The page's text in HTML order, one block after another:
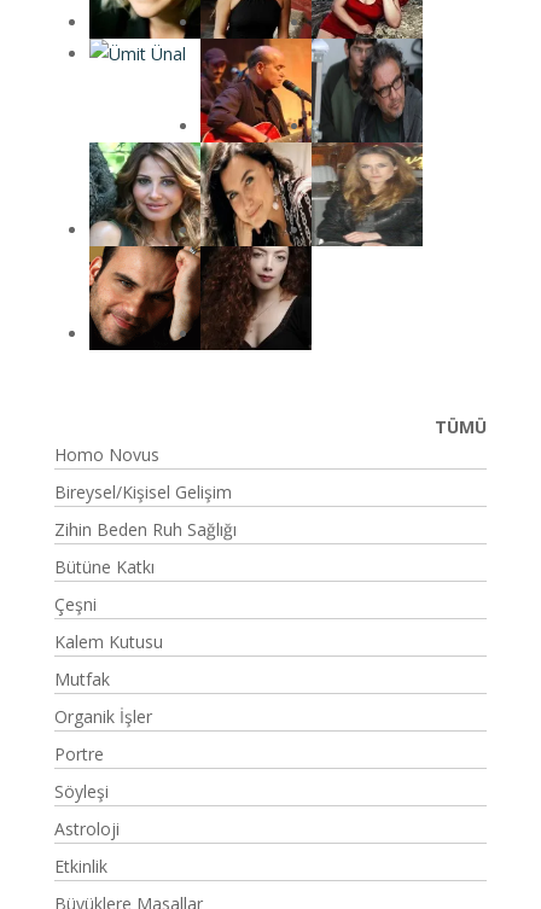
TÜMÜ
Homo Novus
Bireysel/Kişisel Gelişim
Zihin Beden Ruh Sağlığı
Bütüne Katkı
Çeşni
Kalem Kutusu
Mutfak
Organik İşler
Portre
Söyleşi
Astroloji
Etkinlik
Büyüklere Masallar